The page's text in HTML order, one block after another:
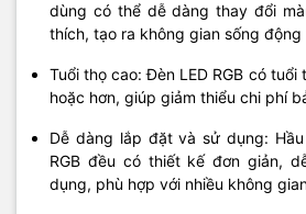
dùng có thể dễ dàng thay đổi
thích, tạo ra không gian sống
Tuổi thọ cao: Đèn LED RGB có
hoặc hơn, giúp giảm thiểu chi phí
Dễ dàng lắp đặt và sử dụng:
RGB đều có thiết kế đơn giản,
dụng, phù hợp với nhiều không